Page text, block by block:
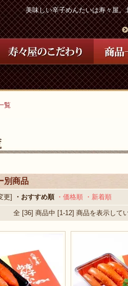
美味しい辛子めんたいは寿々屋。
覧
別商品
更] ・おすすめ順 ・価格順 ・新着順
全 [36] 商品中 [1-12] 商品を表示してい